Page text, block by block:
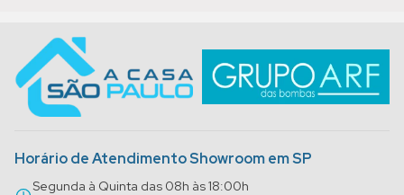
Horário de Atendimento Showroom em SP
Segunda à Quinta das 08h às 18:00h